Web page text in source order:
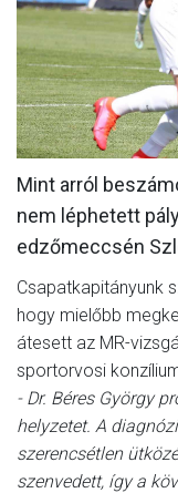
Mint arról
nem léphetett
edzőmeccsén
Csapatkapitányunk
hogy mielőbb
átesett az MR-
sportorvosi
- Dr. Béres György
helyzetet. A
szerencsétlen
szenvedett, így a